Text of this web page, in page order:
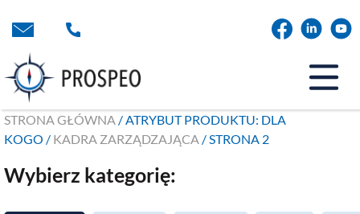
do
STRONA GŁÓWNA / ATRYBUT PRODUKTU: DLA
KOGO / KADRA ZARZĄDZAJĄCA / STRONA 2
Wybierz kategorię: